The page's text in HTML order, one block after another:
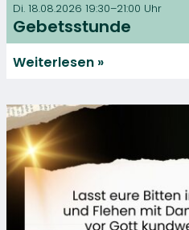
Di. 18.08.2026 19:30–21:00 Uhr
Gebetsstunde
Weiterlesen